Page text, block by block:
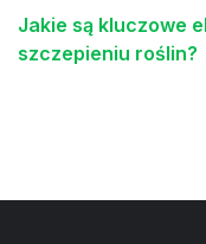
Jakie są kluczowe
szczepieniu roślin?